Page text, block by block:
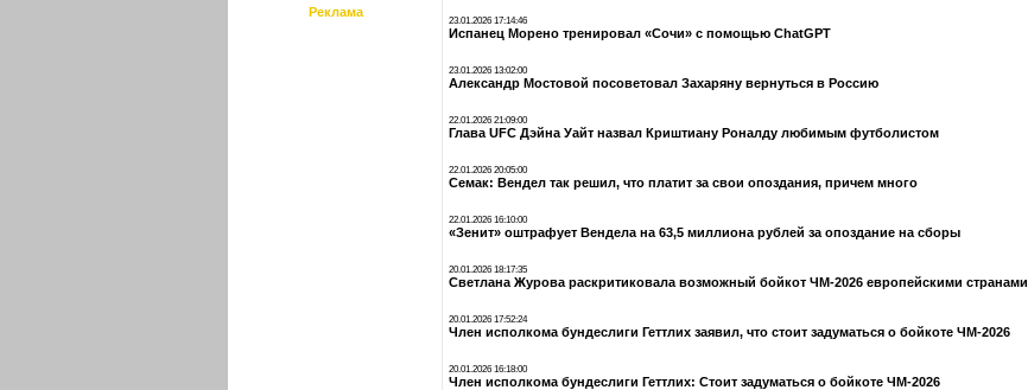
Реклама
23.01.2026 17:14:46
Испанец Морено тренировал «Сочи» с помощью ChatGPT
23.01.2026 13:02:00
Александр Мостовой посоветовал Захаряну вернуться в Россию
22.01.2026 21:09:00
Глава UFC Дэйна Уайт назвал Криштиану Роналду любимым футболистом
22.01.2026 20:05:00
Семак: Вендел так решил, что платит за свои опоздания, причем много
22.01.2026 16:10:00
«Зенит» оштрафует Вендела на 63,5 миллиона рублей за опоздание на сборы
20.01.2026 18:17:35
Светлана Журова раскритиковала возможный бойкот ЧМ-2026 европейскими странами
20.01.2026 17:52:24
Член исполкома бундеслиги Геттлих заявил, что стоит задуматься о бойкоте ЧМ-2026
20.01.2026 16:18:00
Член исполкома бундеслиги Геттлих: Стоит задуматься о бойкоте ЧМ-2026